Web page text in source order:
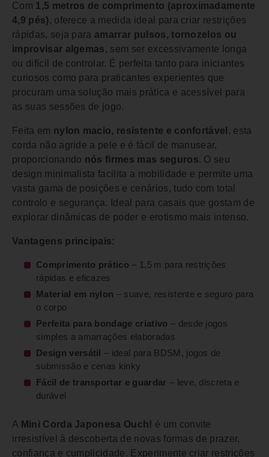
Com 1,5 metros de comprimento (aproximadamente
4,9 pés) , oferece a medida ideal para criar restrições
rápidas, seja para amarrar pulsos, tornozelos ou
improvisar algemas , sem ser excessivamente longa
ou difícil de controlar. É perfeita tanto para iniciantes
curiosos como para praticantes experientes que
procuram uma solução mais prática e acessível para
as suas sessões de jogo.
Feita em nylon macio, resistente e confortável , esta
corda não agride a pele e é fácil de manusear,
proporcionando nós firmes mas seguros. O seu
design minimalista facilita a mobilidade e permite uma
vasta gama de posições e cenários, tudo com total
controlo e segurança. Ideal para casais que gostam de
explorar dinâmicas de poder e erotismo mais intenso.
Vantagens principais:
Comprimento prático – 1,5 m para restrições
rápidas e eficazes
Material em nylon – suave, resistente e seguro para
o corpo
Perfeita para bondage criativo – desde jogos
simples a amarrações elaboradas
Design versátil
– ideal para BDSM, jogos de
submissão e cenas kinky
Fácil de transportar e guardar – leve, discreta e
durável
A Mini Corda Japonesa Ouch! é um convite
irresistível à descoberta de novas formas de prazer,
confiança e cumplicidade. Experimente criar restrições